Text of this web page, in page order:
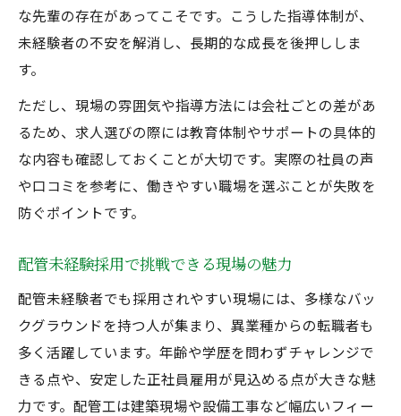
な先輩の存在があってこそです。こうした指導体制が、
未経験者の不安を解消し、長期的な成長を後押ししま
す。
ただし、現場の雰囲気や指導方法には会社ごとの差があ
るため、求人選びの際には教育体制やサポートの具体的
な内容も確認しておくことが大切です。実際の社員の声
や口コミを参考に、働きやすい職場を選ぶことが失敗を
防ぐポイントです。
配管未経験採用で挑戦できる現場の魅力
配管未経験者でも採用されやすい現場には、多様なバッ
クグラウンドを持つ人が集まり、異業種からの転職者も
多く活躍しています。年齢や学歴を問わずチャレンジで
きる点や、安定した正社員雇用が見込める点が大きな魅
力です。配管工は建築現場や設備工事など幅広いフィー